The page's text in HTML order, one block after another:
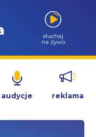
słuchaj
na żywo
audycje reklama